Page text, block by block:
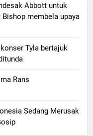
Abbott untuk
Bishop membela upaya
Tyla bertajuk
Rans
Sedang Merusak